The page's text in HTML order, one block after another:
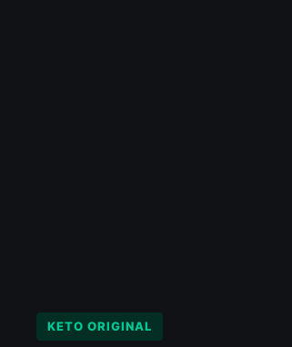
KETO ORIGINAL